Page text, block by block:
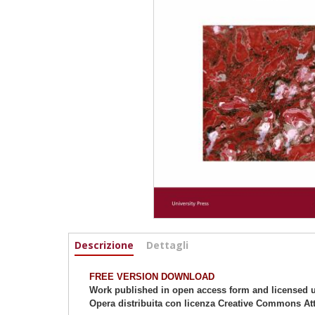
Informazioni
Descrizione (active
Dettagli
FREE VERSION DOWNLOAD
Work published in open access form and licensed
Opera distribuita con licenza Creative Commons